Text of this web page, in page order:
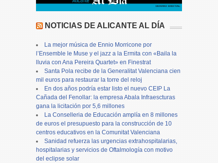
NOTICIAS DE ALICANTE AL DÍA
La mejor música de Ennio Morricone por
l’Ensemble le Muse y el jazz a la Ermita con «Baila la
lluvia con Ana Pereira Quartet» en Finestrat
Santa Pola recibe de la Generalitat Valenciana cien
mil euros para restaurar la torre del reloj
En dos años podría estar listo el nuevo CEIP La
Cañada del Fenollar: la empresa Abala Infraescturas
gana la licitación por 5,6 millones
La Conselleria de Educación amplía en 8 millones
de euros el presupuesto para la construcción de 10
centros educativos en la Comunitat Valenciana
Sanidad refuerza las urgencias extrahospitalarias,
hospitalarias y servicios de Oftalmología con motivo
del eclipse solar